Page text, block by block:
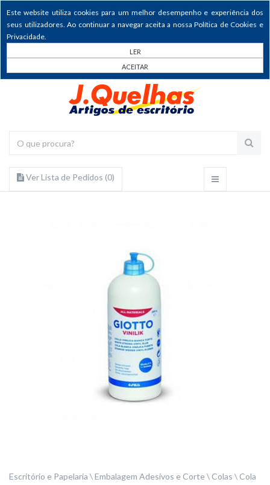
Este website utiliza cookies para um melhor desempenho e experiência dos
seus utilizadores. Ao continuar a navegar aceita a nossa Política de Cookies e
Privacidade.
LER
ACEITAR
Ver Lista de Pedidos (0)
Escritório e Papelaria Embalagem Adesivos e Corte Colas
Cola